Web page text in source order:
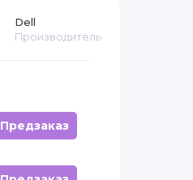
Dell
Производитель
Предзаказ